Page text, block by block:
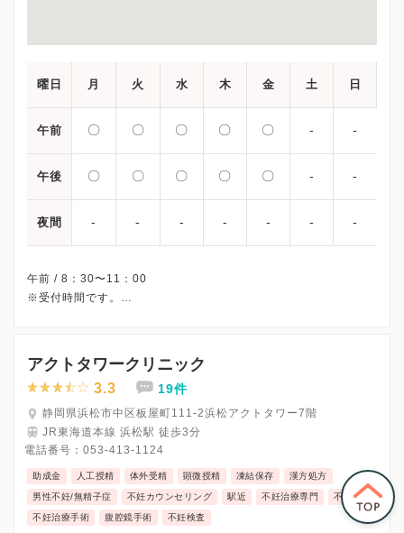
曜日 月 火 水 木 金 土 日
午前 〇 〇 〇 〇 〇 - -
午後 〇 〇 〇 〇 〇 - -
夜間 - - - - - - -
午前 / 8：30〜11：00
※受付時間です。
アクトタワークリニック
3.3 19件
静岡県浜松市中区板屋町111-2浜松アクトタワー7階
JR東海道本線 浜松駅 徒歩3分
電話番号： 053-413-1124
助成金 人工授精 体外受精 顕微授精 凍結保存 漢方処方
男性不妊/無精子症 不妊カウンセリング 駅近 不妊治療専門 不育症
不妊治療手術 腹腔鏡手術 不妊検査